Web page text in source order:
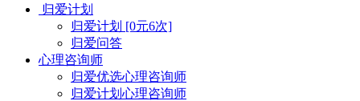
归爱计划
归爱计划 [0元6次]
归爱问答
心理咨询师
归爱优选心理咨询师
归爱计划心理咨询师